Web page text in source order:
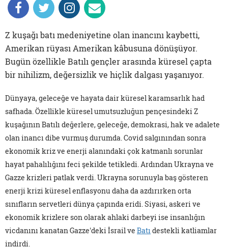
Z kuşağı batı medeniyetine olan inancını kaybetti,
Amerikan rüyası Amerikan kâbusuna dönüşüyor.
Bugün özellikle Batılı gençler arasında küresel çapta
bir nihilizm, değersizlik ve hiçlik dalgası yaşanıyor.
Dünyaya, geleceğe ve hayata dair küresel karamsarlık had
safhada. Özellikle küresel umutsuzluğun pençesindeki Z
kuşağının Batılı değerlere, geleceğe, demokrasi, hak ve adalete
olan inancı dibe vurmuş durumda. Covid salgınından sonra
ekonomik kriz ve enerji alanındaki çok katmanlı sorunlar
hayat pahalılığını feci şekilde tetikledi. Ardından Ukrayna ve
Gazze krizleri patlak verdi. Ukrayna sorunuyla baş gösteren
enerji krizi küresel enflasyonu daha da azdırırken orta
sınıfların servetleri dünya çapında eridi. Siyasi, askeri ve
ekonomik krizlere son olarak ahlaki darbeyi ise insanlığın
vicdanını kanatan Gazze'deki İsrail ve Batı destekli katliamlar
indirdi.